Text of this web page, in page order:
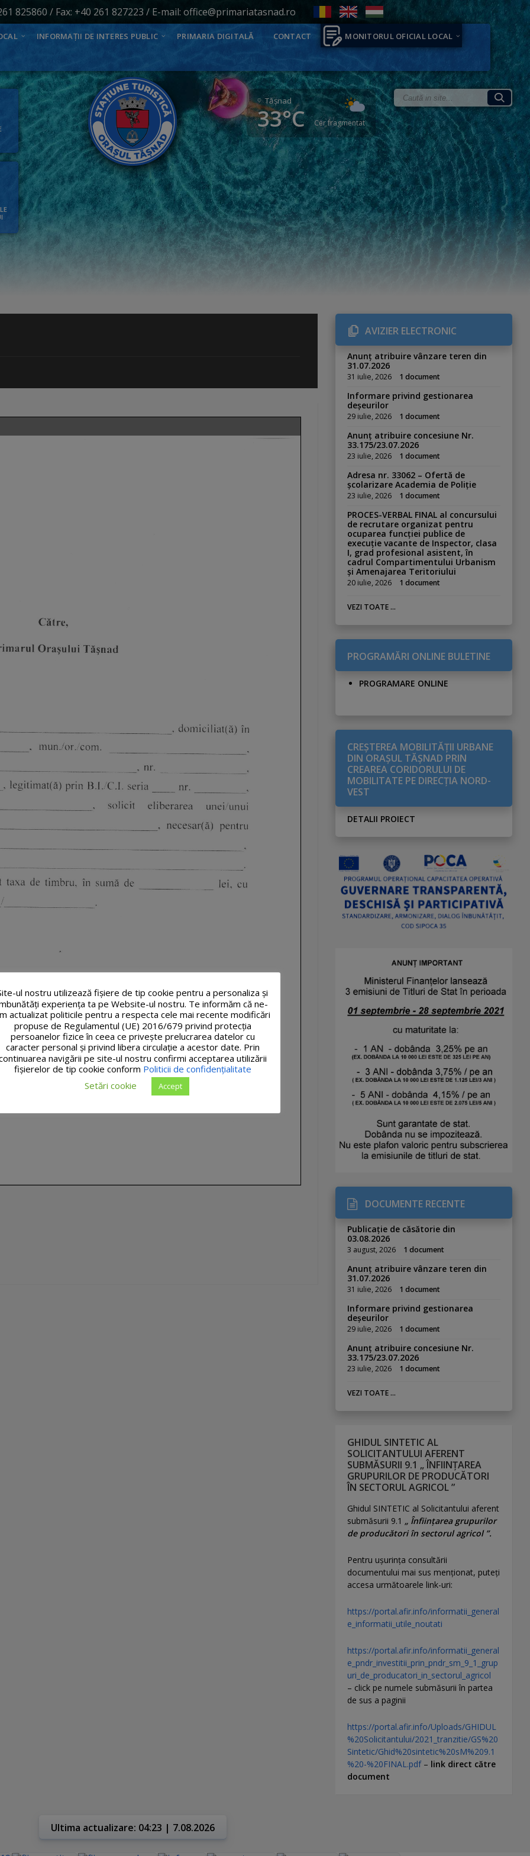
825860 / Fax: +40 261 827223 / E-mail: office@primariatasnad.ro
INFORMAȚII DE INTERES PUBLIC PRIMARIA DIGITALĂ CONTACT MONITORUL OFICIAL LOCAL
Tăşnad
33°C Cer fragmentat
AVIZIER ELECTRONIC
Anunț atribuire vânzare teren din
31.07.2026
31 iulie, 2026 1 document
Informare privind gestionarea
deșeurilor
29 iulie, 2026 1 document
Anunț atribuire concesiune Nr.
33.175/23.07.2026
23 iulie, 2026 1 document
Adresa nr. 33062 – Ofertă de
școlarizare Academia de Poliție
23 iulie, 2026 1 document
PROCES-VERBAL FINAL al concursului
de recrutare organizat pentru
ocuparea funcției publice de
execuție vacante de Inspector, clasa
I, grad profesional asistent, în
cadrul Compartimentului Urbanism
și Amenajarea Teritoriului
20 iulie, 2026 1 document
VEZI TOATE ...
PROGRAMĂRI ONLINE BULETINE
PROGRAMARE ONLINE
CREŞTEREA MOBILITĂŢII URBANE
DIN ORAŞUL TĂŞNAD PRIN
CREAREA CORIDORULUI DE
MOBILITATE PE DIRECŢIA NORD-
VEST
DETALII PROIECT
DOCUMENTE RECENTE
Publicație de căsătorie din
03.08.2026
3 august, 2026 1 document
Anunț atribuire vânzare teren din
31.07.2026
31 iulie, 2026 1 document
Informare privind gestionarea
deșeurilor
29 iulie, 2026 1 document
Anunț atribuire concesiune Nr.
33.175/23.07.2026
23 iulie, 2026 1 document
VEZI TOATE ...
GHIDUL SINTETIC AL
SOLICITANTULUI AFERENT
SUBMĂSURII 9.1 „ ÎNFIINȚAREA
GRUPURILOR DE PRODUCĂTORI
ÎN SECTORUL AGRICOL ”
Ghidul SINTETIC al Solicitantului aferent
submăsurii 9.1 „ Înființarea grupurilor
de producători în sectorul agricol ”.
Pentru uşurinţa consultării
documentului mai sus menţionat, puteţi
accesa următoarele link-uri:
https://portal.afir.info/informatii_general
e_informatii_utile_noutati
https://portal.afir.info/informatii_general
e_pndr_investitii_prin_pndr_sm_9_1_grup
uri_de_producatori_in_sectorul_agricol
– click pe numele submăsurii în partea
de sus a paginii
https://portal.afir.info/Uploads/GHIDUL
%20Solicitantului/2021_tranzitie/GS%20
Sintetic/Ghid%20sintetic%20sM%209.1
%20-%20FINAL.pdf– link direct către
document
Ultima actualizare: 04:23 | 7.08.2026
ul nostru utilizează fişiere de tip cookie pentru a personaliza și
experiența ta pe Website-ul nostru. Te informăm că ne-
actualizat politicile pentru a respecta cele mai recente modificări
propuse de Regulamentul (UE) 2016/679 privind protecția
persoanelor fizice în ceea ce privește prelucrarea datelor cu
caracter personal și privind libera circulație a acestor date. Prin
navigării pe site-ul nostru confirmi acceptarea utilizării
fişierelor de tip cookie conform Politicii de confidențialitate
Setări cookie
Accept